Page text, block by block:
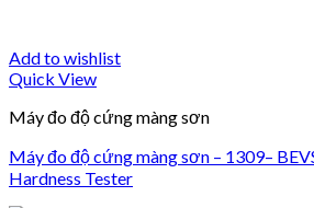
Add to wishlist
Quick View
Máy đo độ cứng màng sơn
Máy đo độ cứng màng sơn – 1309–
Hardness Tester